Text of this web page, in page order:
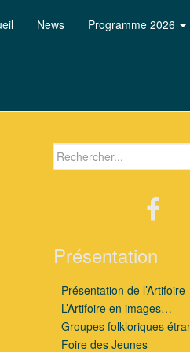
News Programme 2026
Search for:
Présentation
Présentation de l’Artifoire
L’Artifoire en images…
Groupes folkloriques
Foire des Jeunes